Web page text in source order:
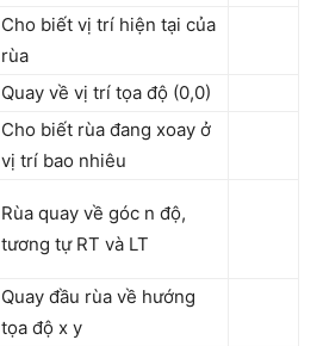
Cho biết vị trí hiện tại của
rùa
Quay về vị trí tọa độ (0,0)
Cho biết rùa đang xoay ở
vị trí bao nhiêu
Rùa quay về góc n độ,
tương tự RT và LT
Quay đầu rùa về hướng
tọa độ x y